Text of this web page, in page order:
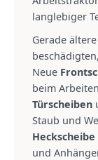
langlebiger
Gerade
Neue
beim
Türscheiben
Staub und
Heckscheibe
und